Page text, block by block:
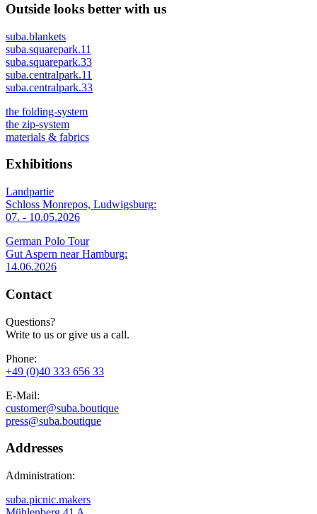
Outside looks better with us
suba.blankets
suba.squarepark.11
suba.squarepark.33
suba.centralpark.11
suba.centralpark.33
the folding-system
the zip-system
materials & fabrics
Exhibitions
Landpartie
Schloss Monrepos, Ludwigsburg:
07. - 10.05.2026
German Polo Tour
Gut Aspern near Hamburg:
14.06.2026
Contact
Questions?
Write to us or give us a call.
Phone:
+49 (0)40 333 656 33
E-Mail:
customer@suba.boutique
press@suba.boutique
Addresses
Administration:
suba.picnic.makers